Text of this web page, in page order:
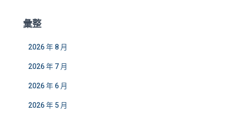
彙整
2026 年 8 月
2026 年 7 月
2026 年 6 月
2026 年 5 月